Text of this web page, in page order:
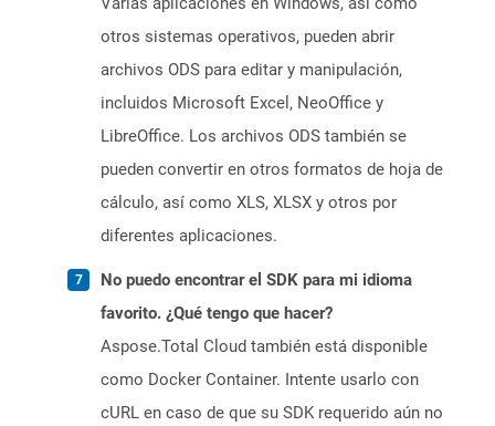
otros sistemas operativos, pueden abrir
archivos ODS para editar y manipulación,
incluidos Microsoft Excel, NeoOffice y
LibreOffice. Los archivos ODS también se
pueden convertir en otros formatos de hoja de
cálculo, así como XLS, XLSX y otros por
diferentes aplicaciones.
No puedo encontrar el SDK para mi idioma
favorito. ¿Qué tengo que hacer?
Aspose.Total Cloud también está disponible
como Docker Container. Intente usarlo con
cURL en caso de que su SDK requerido aún no